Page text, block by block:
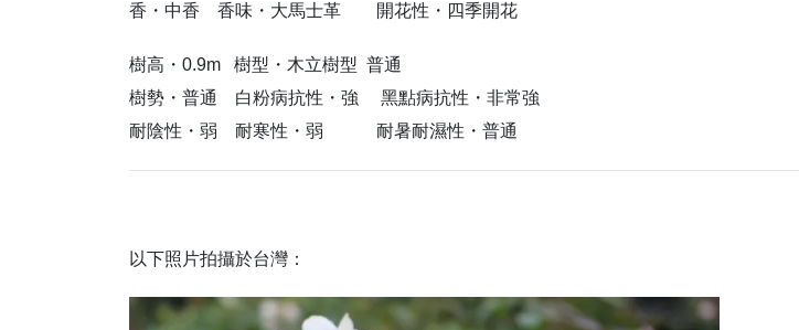
香・中香 香味・大馬士革 開花性・四季開花
樹高・0.9m 樹型・木立樹型 普通
樹勢・普通 白粉病抗性・強 黑點病抗性・非常強
耐陰性・弱 耐寒性・弱 耐暑耐濕性・普通
以下照片拍攝於台灣：